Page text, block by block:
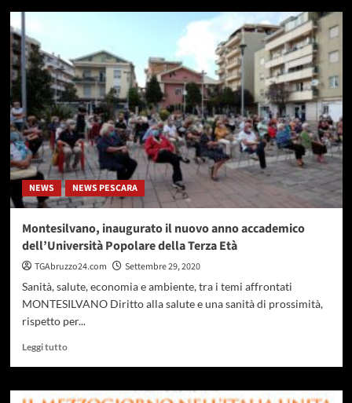
su
corse
soppresse,
Mariani
“giunta
risolva
il
caos”
NEWS NEWS PESCARA
Montesilvano, inaugurato il nuovo anno accademico
dell’Università Popolare della Terza Età
TGAbruzzo24.com
Settembre 29, 2020
Sanità, salute, economia e ambiente, tra i temi affrontati
MONTESILVANO Diritto alla salute e una sanità di prossimità,
rispetto per...
Leggi tuttoLeggi
su